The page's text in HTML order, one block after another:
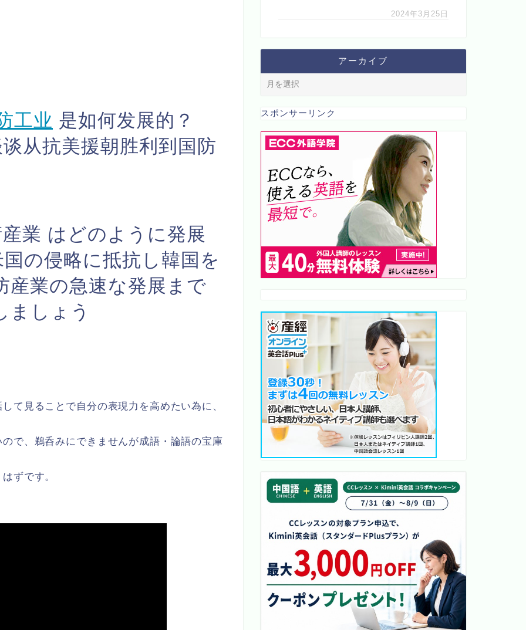
工业 是如何发展的？
从抗美援朝胜利到国防
業 はどのように発展
の侵略に抵抗し韓国を
産業の急速な発展まで
ましょう
て見ることで自分の表現力を高めたい為に、
で、鵜呑みにできませんが成語・論語の宝庫
ずです。
2024年3月25日
アーカイブ
スポンサーリンク